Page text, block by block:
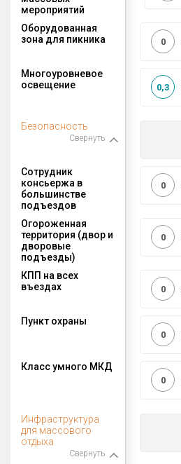
мероприятий
Оборудованная
зона для пикника
0
Многоуровневое
освещение
0,3
Безопасность
Свернуть
Сотрудник
консьержа в
большинстве
подъездов
0
Огороженная
территория (двор и
дворовые
подъезды)
0
КПП на всех
въездах
0
Пункт охраны
0
Класс умного МКД
0
Инфраструктура
для массового
отдыха
Свернуть